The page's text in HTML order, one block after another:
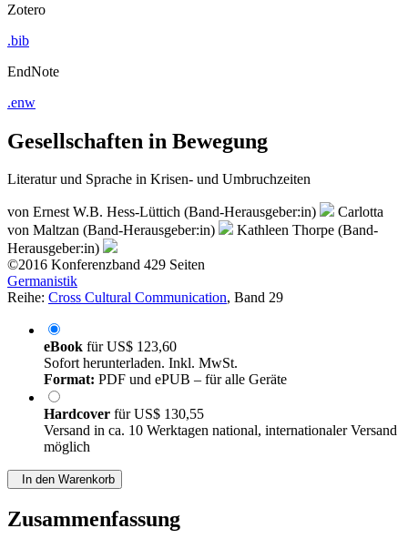
Zotero
.bib
EndNote
.enw
Gesellschaften in Bewegung
Literatur und Sprache in Krisen- und Umbruchzeiten
von Ernest W.B. Hess-Lüttich (Band-Herausgeber:in)
Carlotta
von Maltzan (Band-Herausgeber:in)
Kathleen Thorpe (Band-
Herausgeber:in)
©2016 Konferenzband 429 Seiten
Germanistik
Reihe: Cross Cultural Communication, Band 29
eBook fürUS$ 123,60
Sofort herunterladen. Inkl. MwSt.
Format: PDF und ePUB – für alle Geräte
Hardcover fürUS$ 130,55
Versand in ca. 10 Werktagen national, internationaler Versand
möglich
In den Warenkorb
Zusammenfassung